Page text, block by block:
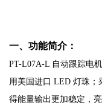
一、功能简介：
PT-L07A-L 自动跟踪电
用美国进口 LED 灯珠；
得能量输出更加稳定，